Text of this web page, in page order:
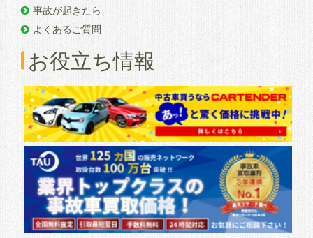
事故が起きたら
よくあるご質問
お役立ち情報